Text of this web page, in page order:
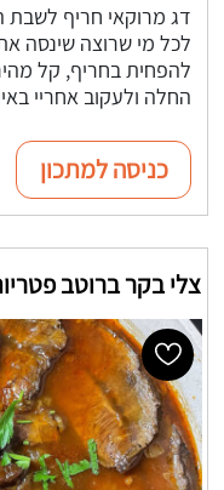
דג מרוקאי חריף לשבת
לכל מי שרוצה שינסה
להפחית בחריף, קל
החלה ולעקוב אחריי
כניסה למתכון
צלי בקר ברוטב